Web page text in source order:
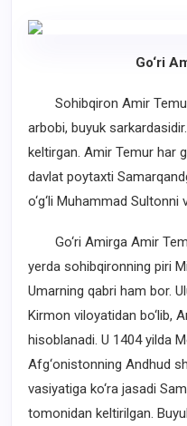
Go‘ri
Sohibqiron Amir Temur
arbobi, buyuk
keltirgan. Amir Temur har
davlat poytaxti
o‘g‘li Muhammad Sultonni
Go‘ri Amirga Amir
yerda sohibqironning piri
Umarning qabri ham bor.
Kirmon viloyatidan bo‘lib,
hisoblanadi. U 1404 yilda
Afg‘onistonning Andhud
vasiyatiga ko‘ra jasadi
tomonidan keltirilgan.